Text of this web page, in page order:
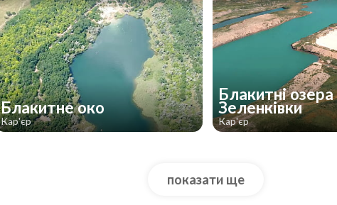
Блакитне око
Кар'єр
Блакитні озера
Зеленківки
Кар'єр
показати ще